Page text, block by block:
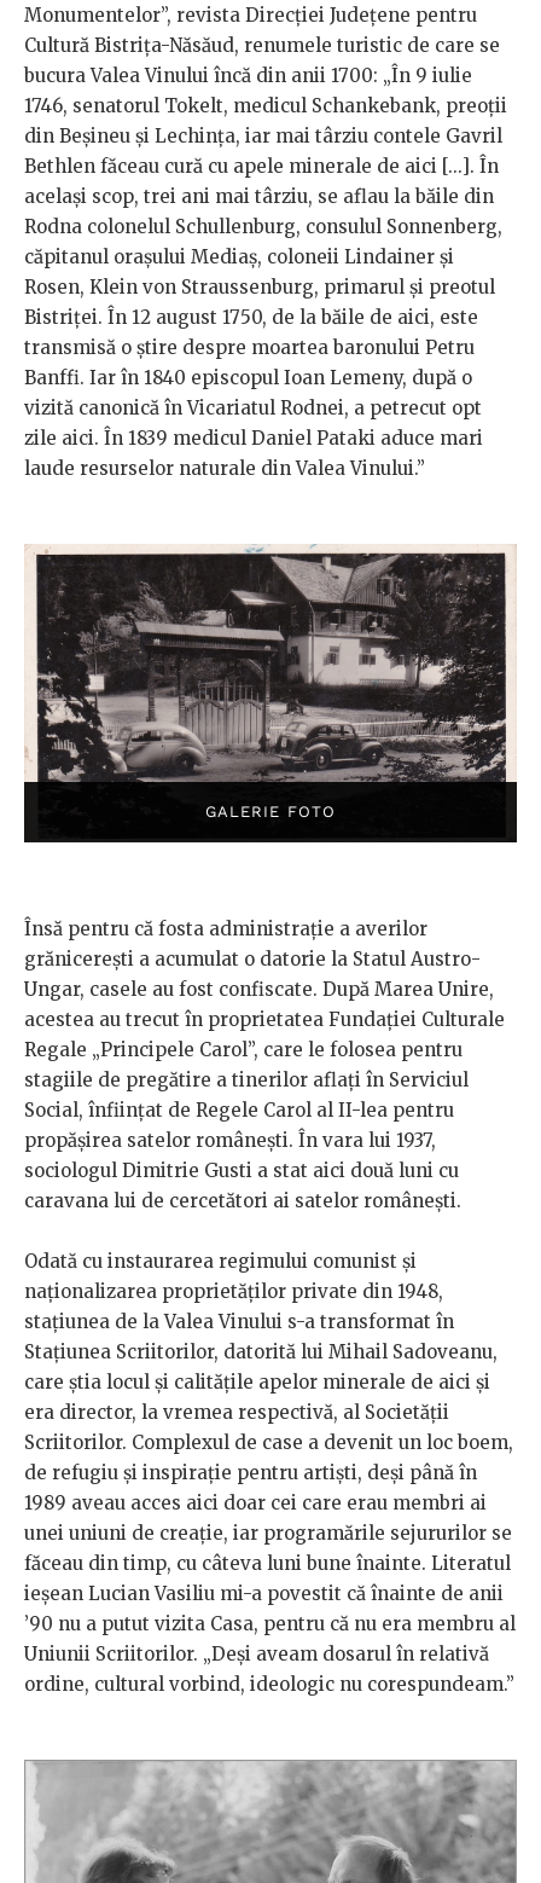
Monumentelor”, revista Direcției Județene pentru
Cultură Bistrița-Năsăud, renumele turistic de care se
bucura Valea Vinului încă din anii 1700: „În 9 iulie
1746, senatorul Tokelt, medicul Schankebank, preoții
din Beșineu și Lechința, iar mai târziu contele Gavril
Bethlen făceau cură cu apele minerale de aici [...]. În
același scop, trei ani mai târziu, se aflau la băile din
Rodna colonelul Schullenburg, consulul Sonnenberg,
căpitanul orașului Mediaș, coloneii Lindainer și
Rosen, Klein von Straussenburg, primarul și preotul
Bistriței. În 12 august 1750, de la băile de aici, este
transmisă o știre despre moartea baronului Petru
Banffi. Iar în 1840 episcopul Ioan Lemeny, după o
vizită canonică în Vicariatul Rodnei, a petrecut opt
zile aici. În 1839 medicul Daniel Pataki aduce mari
laude resurselor naturale din Valea Vinului.”
Însă pentru că fosta administrație a averilor
grănicerești a acumulat o datorie la Statul Austro-
Ungar, casele au fost confiscate. După Marea Unire,
acestea au trecut în proprietatea Fundației Culturale
Regale „Principele Carol”, care le folosea pentru
stagiile de pregătire a tinerilor aflați în Serviciul
Social, înființat de Regele Carol al II-lea pentru
propășirea satelor românești. În vara lui 1937,
sociologul Dimitrie Gusti a stat aici două luni cu
caravana lui de cercetători ai satelor românești.
Odată cu instaurarea regimului comunist și
naționalizarea proprietăților private din 1948,
stațiunea de la Valea Vinului s-a transformat în
Stațiunea Scriitorilor, datorită lui Mihail Sadoveanu,
care știa locul și calitățile apelor minerale de aici și
era director, la vremea respectivă, al Societății
Scriitorilor. Complexul de case a devenit un loc boem,
de refugiu și inspirație pentru artiști, deși până în
1989 aveau acces aici doar cei care erau membri ai
unei uniuni de creație, iar programările sejururilor se
făceau din timp, cu câteva luni bune înainte. Literatul
ieșean Lucian Vasiliu mi-a povestit că înainte de anii
’90 nu a putut vizita Casa, pentru că nu era membru al
Uniunii Scriitorilor. „Deși aveam dosarul în relativă
ordine, cultural vorbind, ideologic nu corespundeam.”